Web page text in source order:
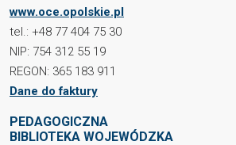
www.oce.opolskie.pl
tel.: +48 77 404 75 30
NIP: 754 312 55 19
REGON: 365 183 911
Dane do faktury
PEDAGOGICZNA
BIBLIOTEKA WOJEWÓDZKA